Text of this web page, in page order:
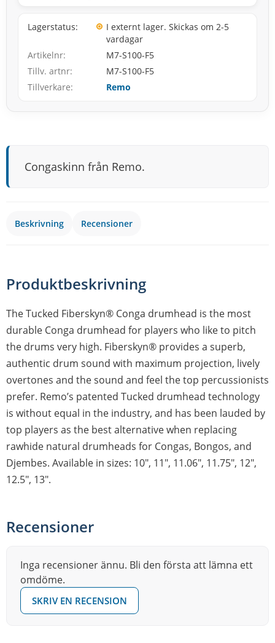
Lagerstatus
I externt lager. Skickas om 2-5
vardagar
Artikelnr
M7-S100-F5
Tillv. artnr
M7-S100-F5
Tillverkare
Remo
Congaskinn från Remo.
Beskrivning Recensioner
Produktbeskrivning
The Tucked Fiberskyn® Conga drumhead is the most
durable Conga drumhead for players who like to pitch
the drums very high. Fiberskyn® provides a superb,
authentic drum sound with maximum projection, lively
overtones and the sound and feel the top percussionists
prefer. Remo’s patented Tucked drumhead technology
is without equal in the industry, and has been lauded by
top players as the best alternative when replacing
rawhide natural drumheads for Congas, Bongos, and
Djembes. Available in sizes: 10″, 11″, 11.06″, 11.75″, 12″,
12.5″, 13″.
Recensioner
Inga recensioner ännu. Bli den första att lämna ett
omdöme.
SKRIV EN RECENSION